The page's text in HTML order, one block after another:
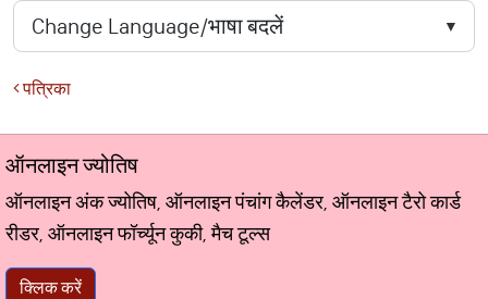
पत्रिका
ऑनलाइन ज्योतिष
ऑनलाइन अंक ज्योतिष, ऑनलाइन पंचांग कैलेंडर, ऑनलाइन टैरो कार्ड
रीडर, ऑनलाइन फॉर्च्यून कुकी, मैच टूल्स
क्लिक करें